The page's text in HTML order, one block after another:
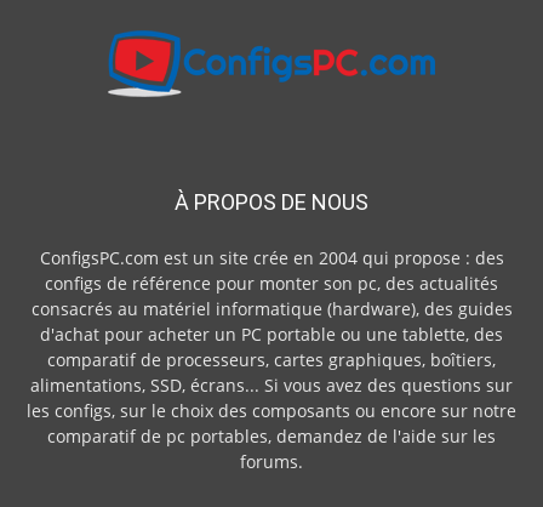
À PROPOS DE NOUS
ConfigsPC.com est un site crée en 2004 qui propose : des
configs de référence pour monter son pc, des actualités
consacrés au matériel informatique (hardware), des guides
d'achat pour acheter un PC portable ou une tablette, des
comparatif de processeurs, cartes graphiques, boîtiers,
alimentations, SSD, écrans... Si vous avez des questions sur
les configs, sur le choix des composants ou encore sur notre
comparatif de pc portables, demandez de l'aide sur les
forums.